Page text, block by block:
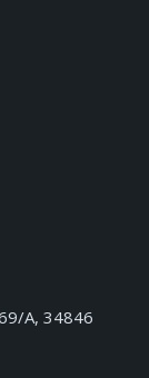
A, 34846